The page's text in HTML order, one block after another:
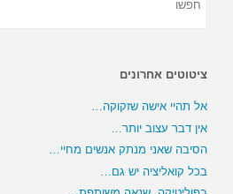
ציטוטים אחרונים
אל תהיי אישה שזקוקה…
אין דבר עצוב יותר…
הסיבה שאני מנתק אנשים מחיי…
בכל קואליציה יש גם…